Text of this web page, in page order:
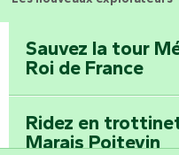
Sauvez la tour
Roi de France
Ridez en
Marais Poitevin
vous
en Territoire